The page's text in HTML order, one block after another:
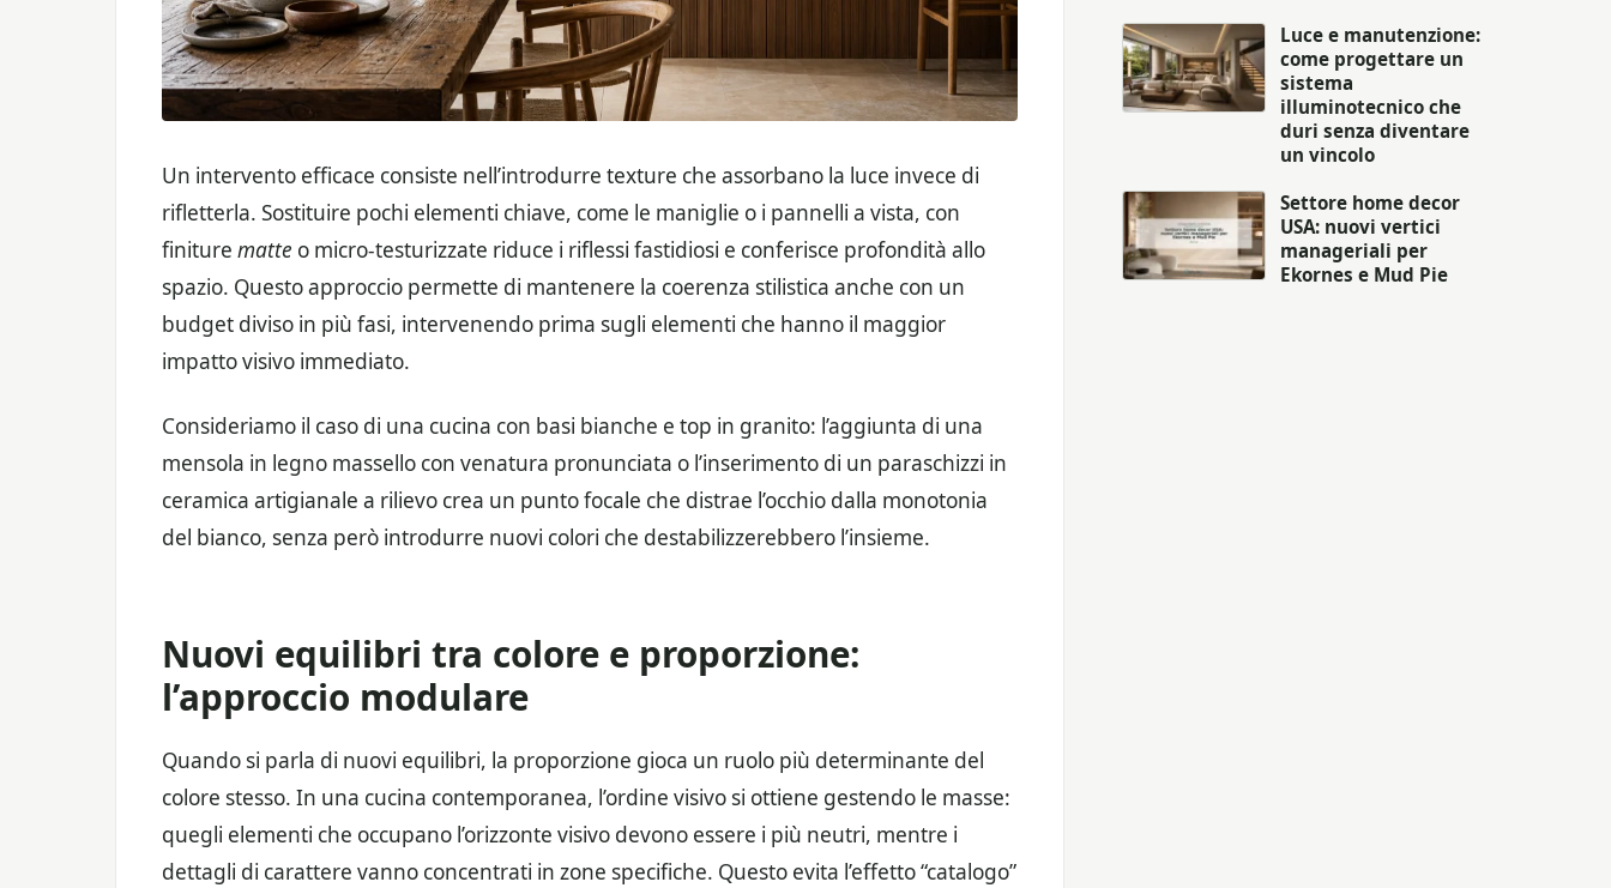
Un intervento efficace consiste nell’introdurre texture che assorbano la luce invece di
rifletterla. Sostituire pochi elementi chiave, come le maniglie o i pannelli a vista, con
finiture matte o micro-testurizzate riduce i riflessi fastidiosi e conferisce profondità allo
spazio. Questo approccio permette di mantenere la coerenza stilistica anche con un
budget diviso in più fasi, intervenendo prima sugli elementi che hanno il maggior
impatto visivo immediato.
Consideriamo il caso di una cucina con basi bianche e top in granito: l’aggiunta di una
mensola in legno massello con venatura pronunciata o l’inserimento di un paraschizzi in
ceramica artigianale a rilievo crea un punto focale che distrae l’occhio dalla monotonia
del bianco, senza però introdurre nuovi colori che destabilizzerebbero l’insieme.
Nuovi equilibri tra colore e proporzione:
l’approccio modulare
Quando si parla di nuovi equilibri, la proporzione gioca un ruolo più determinante del
colore stesso. In una cucina contemporanea, l’ordine visivo si ottiene gestendo le masse:
quegli elementi che occupano l’orizzonte visivo devono essere i più neutri, mentre i
dettagli di carattere vanno concentrati in zone specifiche. Questo evita l’effetto “catalogo”
Luce e manutenzione:
come progettare un
sistema
illuminotecnico che
duri senza diventare
un vincolo
Settore home decor
USA: nuovi vertici
manageriali per
Ekornes e Mud Pie